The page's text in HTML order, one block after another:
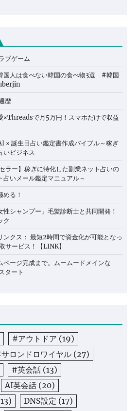
ブゲーム
国人は食べない韓国の食べ物3選 #韓国
歴
×Threadsで月5万円！スマホだけで収益
× 誕生日占い鑑定書作成バイブル～稼ぎ
いビジネス
ラー】稼ぎに特化した副業ネット占いの
いメール鑑定マニュアル～
める！
性シャンプー」毛髪診断士と共同開発！
ク
ンクス： 最短2時間で資金化が可能となっ
サービス！【LINK】
ページ完成まで。ムームードメインな
タート
#アウトドア (19)
ロンドロワイヤル (27)
#英会話 (13)
AI英会話 (20)
DNS設定 (17)